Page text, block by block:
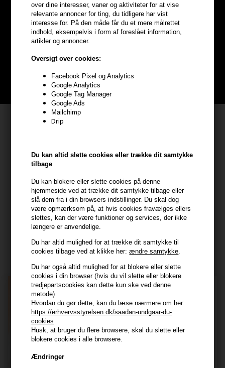
over dine interesser, vaner og aktiviteter for at vise
relevante annoncer for ting, du tidligere har vist
interesse for. På den måde får du et mere målrettet
indhold, eksempelvis i form af foreslået information,
artikler og annoncer.
Oversigt over cookies:
Facebook Pixel og Analytics
Google Analytics
Google Tag Manager
Google Ads
Mailchimp
Drip
Du kan altid slette cookies eller trække dit samtykke
tilbage
Du kan blokere eller slette cookies på denne
hjemmeside ved at trække dit samtykke tilbage eller
slå dem fra i din browsers indstillinger. Du skal dog
være opmærksom på, at hvis cookies fravælges ellers
slettes, kan der være funktioner og services, der ikke
længere er anvendelige.
Du har altid mulighed for at trække dit samtykke til
cookies tilbage ved at klikke her:ændre samtykke
Du har også altid mulighed for at blokere eller slette
cookies i din browser (hvis du vil slette eller blokere
tredjepartscookies kan dette kun ske ved denne
metode)
Hvordan du gør dette, kan du læse nærmere om her:
https://erhvervsstyrelsen.dk/saadan-undgaar-du-
cookies
Husk, at bruger du flere browsere, skal du slette eller
blokere cookies i alle browsere.
Ændringer
Optjen5% bonuskroner
hele din ordre
Bliv helt gratis en del af vores kundeklub og optjen rabatter når du
handler
BLIV GRATIS MEDLEM HER
Kundeservice
Frisenborgvej 6A
7800 Skive
CVR: 44874253
kundeservice@hair247.dk
Tlf. 23839799 (hverdage 9-14)
Modtag tilbud mm
Tilmeld dig nyhedsbrev - du kan altid afmelde det igen.
ConsentJeg accepterer vilkår og betingelser.
Læs mere her